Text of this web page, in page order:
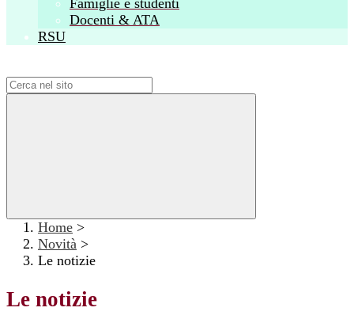
Famiglie e studenti
Docenti & ATA
RSU
Home >
Novità >
Le notizie
Le notizie